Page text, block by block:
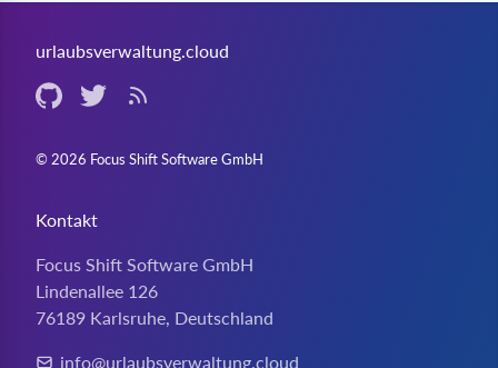
urlaubsverwaltung.cloud
© 2026 Focus Shift Software GmbH
Kontakt
Focus Shift Software GmbH
Lindenallee 126
76189 Karlsruhe, Deutschland
info@urlaubsverwaltung.cloud